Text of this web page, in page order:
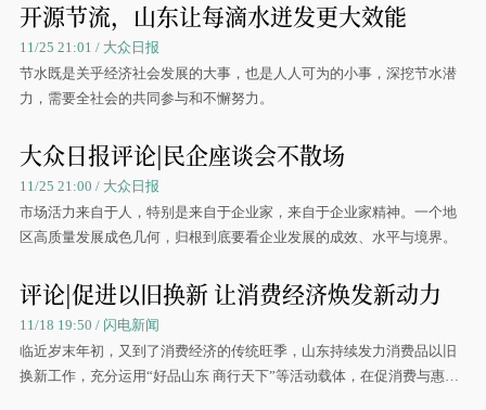
开源节流，山东让每滴水迸发更大效能
11/25 21:01 / 大众日报
节水既是关乎经济社会发展的大事，也是人人可为的小事，深挖节水潜
力，需要全社会的共同参与和不懈努力。
大众日报评论|民企座谈会不散场
11/25 21:00 / 大众日报
市场活力来自于人，特别是来自于企业家，来自于企业家精神。一个地
区高质量发展成色几何，归根到底要看企业发展的成效、水平与境界。
评论|促进以旧换新 让消费经济焕发新动力
11/18 19:50 / 闪电新闻
临近岁末年初，又到了消费经济的传统旺季，山东持续发力消费品以旧
换新工作，充分运用“好品山东 商行天下”等活动载体，在促消费与惠民